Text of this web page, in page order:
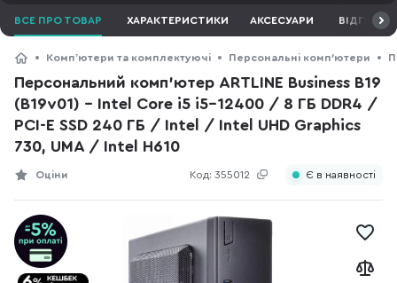
ВСЕ ПРО ТОВАР ХАРАКТЕРИСТИКИ АКСЕСУАРИ ВІДГУКИ
Компʼютери та комплектуючі Персональні комп'ютери
Персональний комп'ютер ARTLINE Business B19
(B19v01) - Intel Core i5 i5-12400 / 8 ГБ DDR4 /
PCI-E SSD 240 ГБ / Intel / Intel UHD Graphics
730, UMA / Intel H610
Код: 355012
Оціни Є в наявності